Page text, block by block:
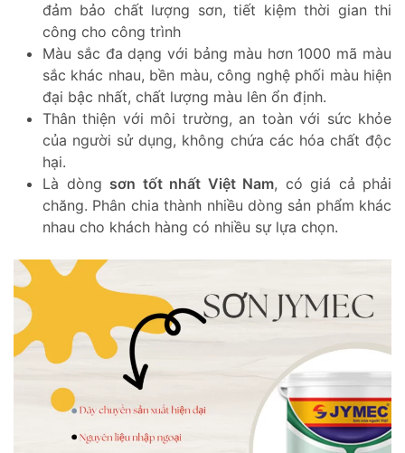
đảm bảo chất lượng sơn, tiết kiệm thời gian thi
công cho công trình
Màu sắc đa dạng với bảng màu hơn 1000 mã màu
sắc khác nhau, bền màu, công nghệ phối màu hiện
đại bậc nhất, chất lượng màu lên ổn định.
Thân thiện với môi trường, an toàn với sức khỏe
của người sử dụng, không chứa các hóa chất độc
hại.
Là dòng sơn tốt nhất Việt Nam, có giá cả phải
chăng. Phân chia thành nhiều dòng sản phẩm khác
nhau cho khách hàng có nhiều sự lựa chọn.